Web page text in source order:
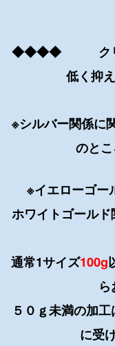
◆◆◆◆ クリエ
低く
※シルバー関係に
のと
※イエローゴー
ホワイトゴールド
通常1サイズ100g
５０ｇ未満の加
に受